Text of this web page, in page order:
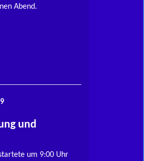
Abend.
und
um 9:00 Uhr